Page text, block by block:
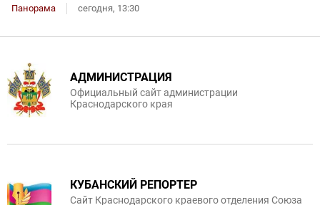
Панорама сегодня, 13:30
АДМИНИСТРАЦИЯ
Официальный сайт администрации
Краснодарского края
КУБАНСКИЙ РЕПОРТЕР
Сайт Краснодарского краевого отделения Союза